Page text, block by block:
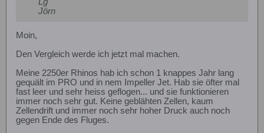
Jörn
Moin,
Den Vergleich werde ich jetzt mal machen.
Meine 2250er Rhinos hab ich schon 1 knappes Jahr lang
gequält im PRO und in nem Impeller Jet. Hab sie öfter mal
fast leer und sehr heiss geflogen... und sie funktionieren
immer noch sehr gut. Keine geblähten Zellen, kaum
Zellendrift und immer noch sehr hoher Druck auch noch
gegen Ende des Fluges.